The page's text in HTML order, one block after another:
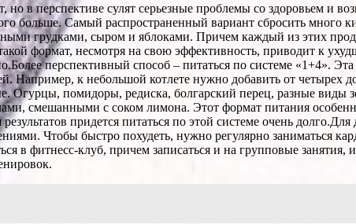
но в перспективе сулят серьезные проблемы со здоровьем и
больше. Самый распространенный вариант сбросить много
грудками, сыром и яблоками. Причем каждый из этих
формат, несмотря на свою эффективность, приводит к
перспективный способ – питаться по системе «1+4».
Например, к небольшой котлете нужно добавить от четырех
Огурцы, помидоры, редиска, болгарский перец, разные виды
смешанными с соком лимона. Этот формат питания
придется питаться по этой системе очень
Чтобы быстро похудеть, нужно регулярно заниматься
в фитнесс-клуб, причем записаться и на групповые